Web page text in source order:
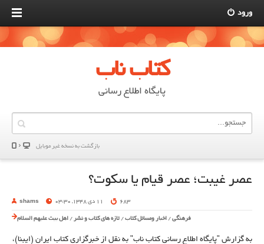
ورود
کتاب ناب
پایگاه اطلاع رسانی
بازگشت به نسخه غير موبایل
عصر غیبت؛ عصر قیام یا سکوت؟
shams 11 دی 1348, 03:30 683
فرهنگی / اخبار ومسائل کتاب / تازه های کتاب و نشر / اهل بیت علیهم السلام
به گزارش "پایگاه اطلاع رسانی کتاب ناب" به نقل از خبرگزاری کتاب ایران (ایبنا)،